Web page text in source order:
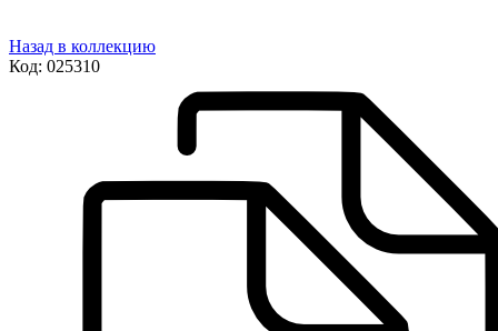
Назад в коллекцию
Код: 025310